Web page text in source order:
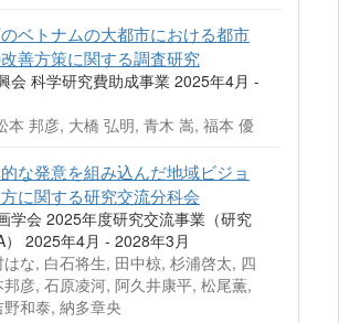
ベトナムの大都市における都市
善方策に関する調査研究
会 科学研究費助成事業 2025年4月 -
本 邦彦, 大橋 弘明, 青木 嵩, 福本 優
な発意を組み込んだ地域ビジョ
に関する研究交流分科会
学会 2025年度研究交流事業（研究
） 2025年4月 - 2028年3月
な, 白石将生, 田中椋, 杉浦啓太, 四
邦彦, 石原凌河, 阿久井康平, 松尾薫,
和泰, 納多章央